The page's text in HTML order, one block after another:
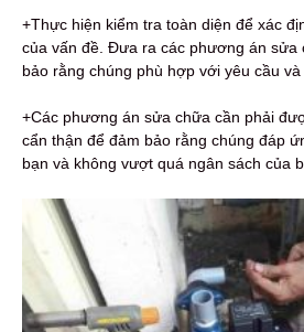
+Thực hiện kiểm tra toàn diện để xác
của vấn đề. Đưa ra các phương án sửa
bảo rằng chúng phù hợp với yêu cầu và
+Các phương án sửa chữa cần phải
cẩn thận để đảm bảo rằng chúng đáp
bạn và không vượt quá ngân sách của